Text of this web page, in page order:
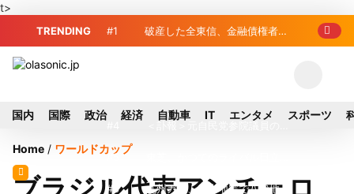
t>
TRENDING #1 破産した全東信、金融債権者リ
団
野公孝氏が死去、78歳 妻は料理研究家
の真紀子氏
#5
元社長が取締役に就任—再上場に向け視
#6 九州ガス、熊本地震で八代地区
国内 国際 政治 経済 自動車 IT エンタメ スポーツ
Home / ワールドカップ